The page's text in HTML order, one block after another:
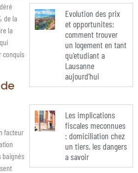
de la
la
conquis
facteur
baignés
Evolution des prix
et opportunites:
comment trouver
un logement en tant
qu’etudiant a
Lausanne
aujourd’hui
Les implications
fiscales meconnues
: domiciliation chez
un tiers, les dangers
a savoir